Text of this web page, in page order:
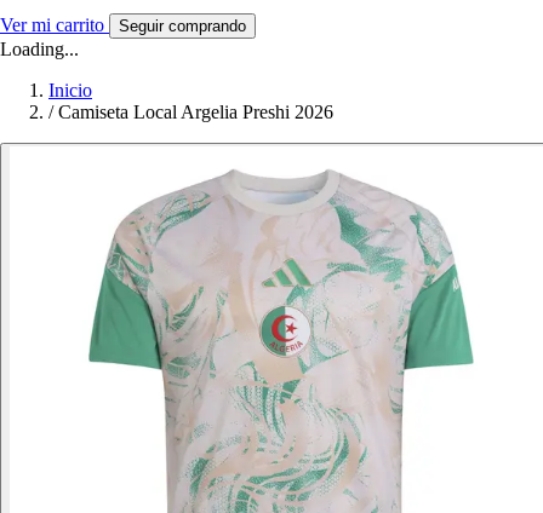
Ver mi carrito Seguir comprando
Loading...
Inicio
/ Camiseta Local Argelia Preshi 2026